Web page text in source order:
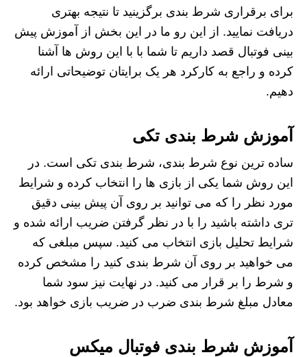
برای برقراری شرط بندی برگزینید تا نتیجه بهتری
دریافت نمایید. از این رو ما در این بخش از آموزش پیش
بینی فوتبال قصد داریم تا شما با با این روش ها آشنا
کرده و راجع به کارکرد هر یک برایتان توضیحاتی ارائه
دهیم.
آموزش شرط بندی تکی
ساده ترین نوع شرط بندی، شرط بندی تکی است. در
این روش شما یکی از بازی ها را انتخاب کرده و شرایط
مورد نظر را که می توانید بر روی آن پیش بینی دقیق
تری داشته باشید را با در نظر گرفتن ضریب ارائه شده و
شرایط تحلیل بازی انتخاب می کنید. سپس مبلغی که
می خواهید بر روی آن شرط بندی کنید را مشخص کرده
و شرط را بر قرار می کنید. در نهایت نیز سود شما
معادل مبلغ شرط بندی ضرب در ضریب بازی خواهد بود.
آموزش شرط بندی فوتبال میکس